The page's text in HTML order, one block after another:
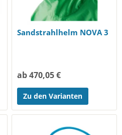
Sandstrahlhelm NOVA 3
ab 470,05 €
Zu den Varianten